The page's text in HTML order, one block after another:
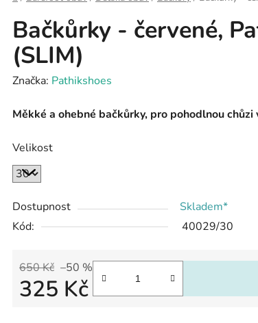
Bačkůrky - červené,
(SLIM)
Značka: Pathikshoes
Měkké a ohebné bačkůrky, pro pohodlnou
Velikost
Dostupnost
Skladem*
Kód:
40029/30
650 Kč –50 %
325 Kč